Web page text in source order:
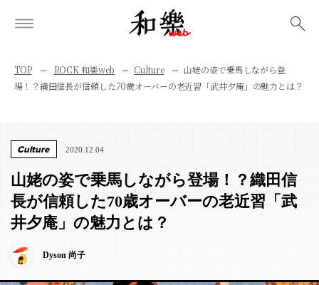
TOP ROCK 和樂web Culture
山姥の姿で乗馬しながら登
場！？織田信長が信頼した70歳オーバーの老近習「武井夕庵」の魅力とは？
Culture 2020.12.04
山姥の姿で乗馬しながら登場！？織田信
長が信頼した70歳オーバーの老近習「武
井夕庵」の魅力とは？
Dyson 尚子